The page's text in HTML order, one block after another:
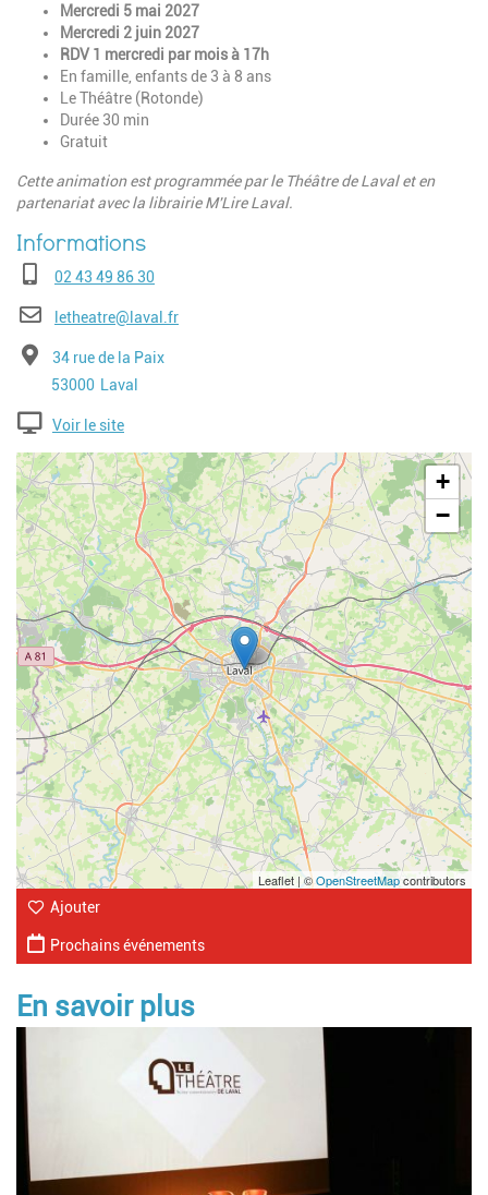
Mercredi 5 mai 2027
Mercredi 2 juin 2027
RDV 1 mercredi par mois à 17h
En famille, enfants de 3 à 8 ans
Le Théâtre (Rotonde)
Durée 30 min
Gratuit
Cette animation est programmée par le Théâtre de Laval et en
partenariat avec la librairie M'Lire Laval.
Téléphone02 43 49 86 30
E-mailletheatre@laval.fr
Adresse34 rue de la Paix
Code postal
53000 Ville
Laval
Voir le site
Geolocalisation
+
−
Leaflet | ©OpenStreetMapcontributors
Ajouter
Prochains événements
En savoir plus